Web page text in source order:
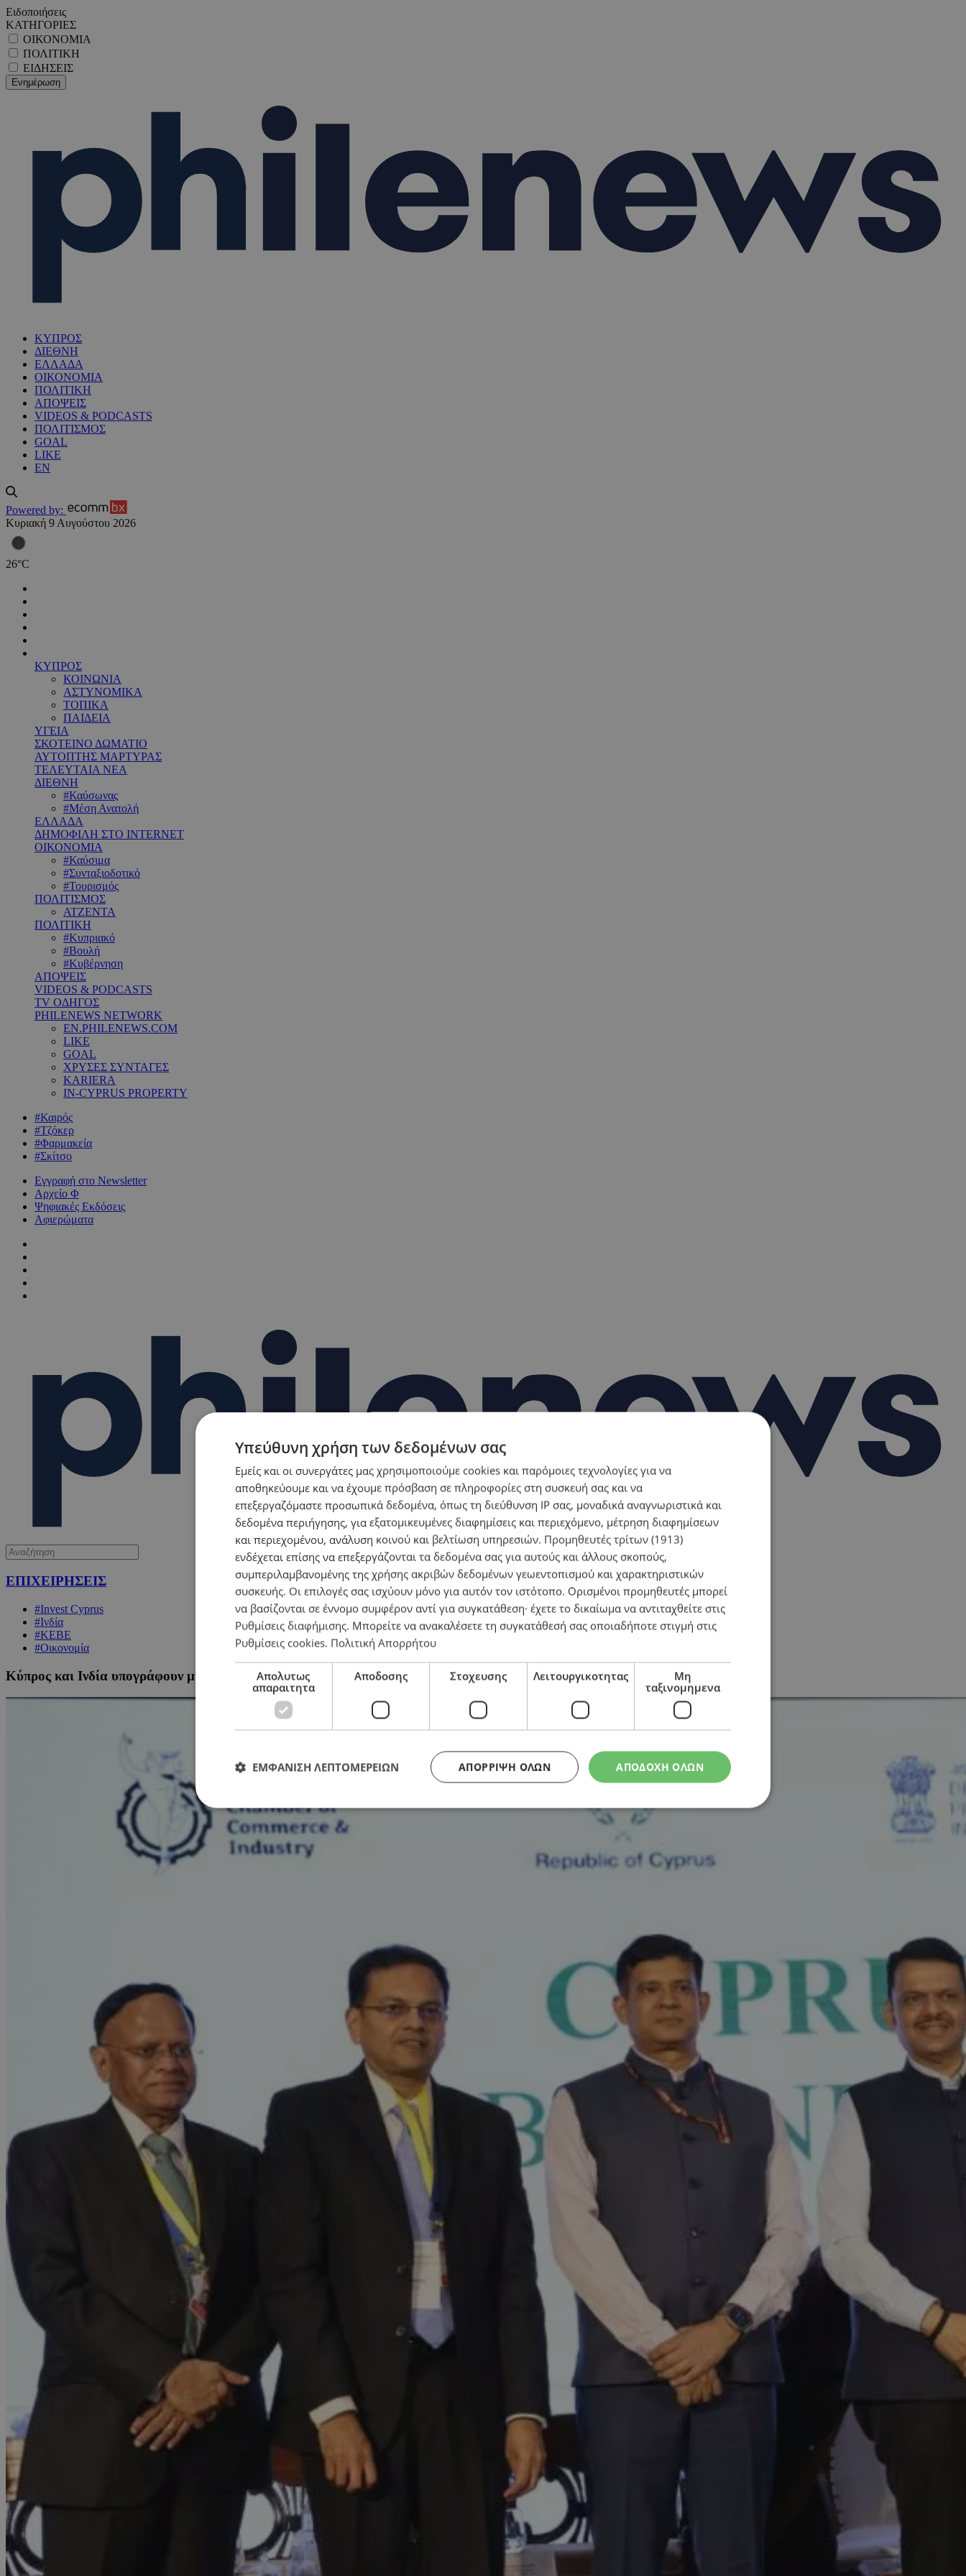
Ειδοποιήσεις
ΚΑΤΗΓΟΡΙΕΣ
ΟΙΚΟΝΟΜΙΑ
ΠΟΛΙΤΙΚΗ
ΕΙΔΗΣΕΙΣ
ΚΥΠΡΟΣ
ΔΙΕΘΝΗ
ΕΛΛΑΔΑ
ΟΙΚΟΝΟΜΙΑ
ΠΟΛΙΤΙΚΗ
ΑΠΟΨΕΙΣ
VIDEOS & PODCASTS
ΠΟΛΙΤΙΣΜΟΣ
GOAL
LIKE
EN
Powered by:
Κυριακή 9 Αυγούστου 2026
26°C
ΚΥΠΡΟΣ
ΚΟΙΝΩΝΙΑ
ΑΣΤΥΝΟΜΙΚΑ
ΤΟΠΙΚΑ
ΠΑΙΔΕΙΑ
ΥΓΕΙΑ
ΣΚΟΤΕΙΝΟ ΔΩΜΑΤΙΟ
ΑΥΤΟΠΤΗΣ ΜΑΡΤΥΡΑΣ
ΤΕΛΕΥΤΑΙΑ ΝΕΑ
ΔΙΕΘΝΗ
#Καύσωνας
#Μέση Ανατολή
ΕΛΛΑΔΑ
ΔΗΜΟΦΙΛΗ ΣΤΟ INTERNET
ΟΙΚΟΝΟΜΙΑ
#Καύσιμα
#Συνταξιοδοτικό
#Τουρισμός
ΠΟΛΙΤΙΣΜΟΣ
ΑΤΖΕΝΤΑ
ΠΟΛΙΤΙΚΗ
#Κυπριακό
#Βουλή
#Κυβέρνηση
ΑΠΟΨΕΙΣ
VIDEOS & PODCASTS
TV ΟΔΗΓΟΣ
PHILENEWS NETWORK
EN.PHILENEWS.COM
LIKE
GOAL
ΧΡΥΣΕΣ ΣΥΝΤΑΓΕΣ
KARIERA
IN-CYPRUS PROPERTY
#Καιρός
#Τζόκερ
#Φαρμακεία
#Σκίτσο
Εγγραφή στο Newsletter
Αρχείο Φ
Ψηφιακές Εκδόσεις
Αφιερώματα
ΕΠΙΧΕΙΡΗΣΕΙΣ
#Invest Cyprus
#Ινδία
#ΚΕΒΕ
#Οικονομία
Κύπρος και Ινδία υπογράφουν μνημόνια συνεργασίας σε επιχειρηματικό επίπεδο
Υπεύθυνη χρήση των δεδομένων σας
Εμείς και οι συνεργάτες μας χρησιμοποιούμε cookies και παρόμοιες τεχνολογίες για να
αποθηκεύουμε και να έχουμε πρόσβαση σε πληροφορίες στη συσκευή σας και να
επεξεργαζόμαστε προσωπικά δεδομένα, όπως τη διεύθυνση IP σας, μοναδικά αναγνωριστικά και
δεδομένα περιήγησης, για εξατομικευμένες διαφημίσεις και περιεχόμενο, μέτρηση διαφημίσεων
και περιεχομένου, ανάλυση κοινού και βελτίωση υπηρεσιών. Προμηθευτές τρίτων (1913)
ενδέχεται επίσης να επεξεργάζονται τα δεδομένα σας για αυτούς και άλλους σκοπούς,
συμπεριλαμβανομένης της χρήσης ακριβών δεδομένων γεωεντοπισμού και χαρακτηριστικών
συσκευής. Οι επιλογές σας ισχύουν μόνο για αυτόν τον ιστότοπο. Ορισμένοι προμηθευτές μπορεί
να βασίζονται σε έννομο συμφέρον αντί για συγκατάθεση· έχετε το δικαίωμα να αντιταχθείτε στις
Ρυθμίσεις διαφήμισης. Μπορείτε να ανακαλέσετε τη συγκατάθεσή σας οποιαδήποτε στιγμή στις
Ρυθμίσεις cookies. Πολιτική Απορρήτου
Απολυτως
απαραιτητα
Αποδοσης Στοχευσης Λειτουργικοτητας
Μη
ταξινομημενα
ΑΠΟΔΟΧΗ ΟΛΩΝ
ΑΠΌΡΡΙΨΗ ΌΛΩΝ
ΕΜΦΑΝΙΣΗ ΛΕΠΤΟΜΕΡΕΙΩΝ